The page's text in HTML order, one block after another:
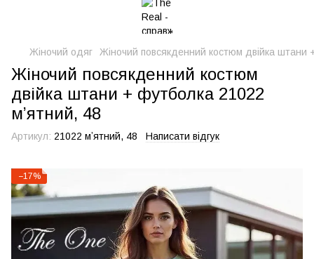
Жіночий одяг Жіночий повсякденний костюм двійка штани
Жіночий повсякденний костюм
двійка штани + футболка 21022
мʼятний, 48
Артикул: 21022 мʼятний, 48 Написати відгук
−17%